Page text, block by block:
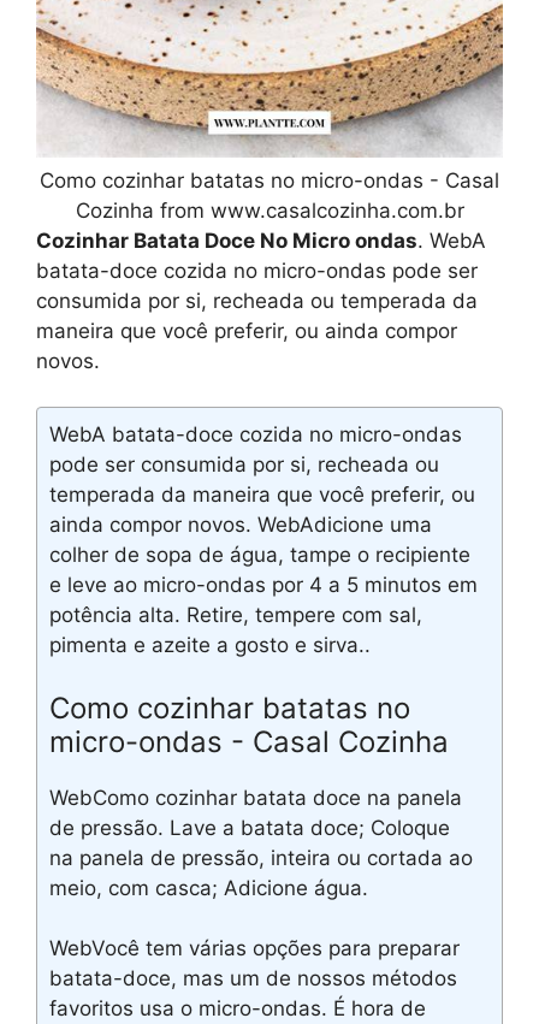
Como cozinhar batatas no micro-ondas - Casal
Cozinha from www.casalcozinha.com.br
Cozinhar Batata Doce No Micro ondas. WebA
batata-doce cozida no micro-ondas pode ser
consumida por si, recheada ou temperada da
maneira que você preferir, ou ainda compor
novos.
WebA batata-doce cozida no micro-ondas
pode ser consumida por si, recheada ou
temperada da maneira que você preferir, ou
ainda compor novos. WebAdicione uma
colher de sopa de água, tampe o recipiente
e leve ao micro-ondas por 4 a 5 minutos em
potência alta. Retire, tempere com sal,
pimenta e azeite a gosto e sirva..
Como cozinhar batatas no
micro-ondas - Casal Cozinha
WebComo cozinhar batata doce na panela
de pressão. Lave a batata doce; Coloque
na panela de pressão, inteira ou cortada ao
meio, com casca; Adicione água.
WebVocê tem várias opções para preparar
batata-doce, mas um de nossos métodos
favoritos usa o micro-ondas. É hora de